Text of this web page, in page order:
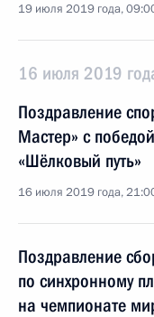
19 июля 2019 года,
16 июля 2019
Поздравление
Мастер» с
«Шёлковый путь»
16 июля 2019 года,
Поздравление
по синхронному
на чемпионате